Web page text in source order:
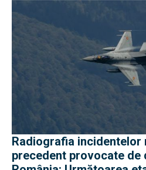
Radiografia incidentelor
precedent provocate de